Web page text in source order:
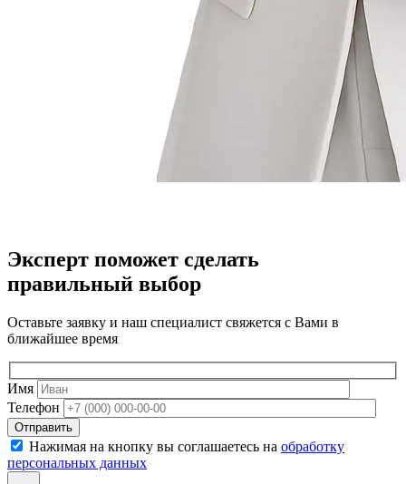
Эксперт поможет сделать
правильный выбор
Оставьте заявку и наш специалист свяжется с Вами в
ближайшее время
Имя
Телефон
Отправить
Нажимая на кнопку вы соглашаетесь на обработку
персональных данных